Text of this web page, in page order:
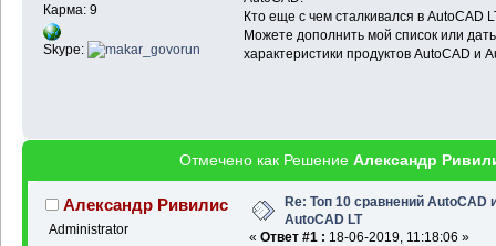
Карма: 9
Skype:
Кто еще с чем сталкивался в AutoCAD
Можете дополнить мой список или
характеристики продуктов AutoCAD и
Отмечено как Решение Александр
Александр Ривилис
Administrator
Re: Топ 10 сравнений AutoCAD
AutoCAD LT
« Ответ #1 : 18-06-2019, 11:18:06 »